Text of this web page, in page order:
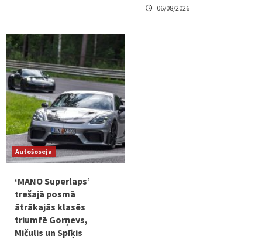
06/08/2026
Autošoseja
‘MANO Superlaps’
trešajā posmā
ātrākajās klasēs
triumfē Gorņevs,
Mičulis un Spīķis